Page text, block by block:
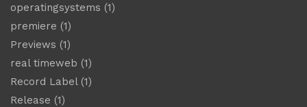
operatingsystems (1)
premiere (1)
Previews (1)
real timeweb (1)
Record Label(1)
Release (1)